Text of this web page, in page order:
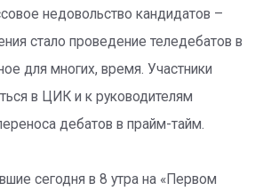
недовольство кандидатов –
стало проведение теледебатов в
для многих, время. Участники
в ЦИК и к руководителям
дебатов в прайм-тайм.
сегодня в 8 утра на «Первом